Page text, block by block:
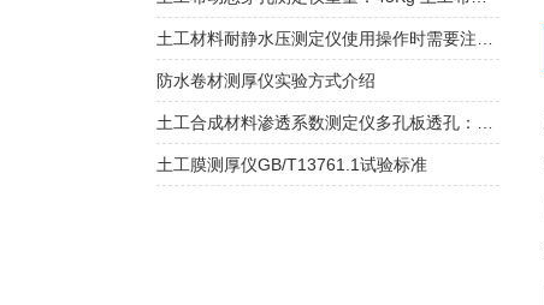
防水卷材测厚仪实验方式介绍
土工膜测厚仪GB/T13761.1试验标准